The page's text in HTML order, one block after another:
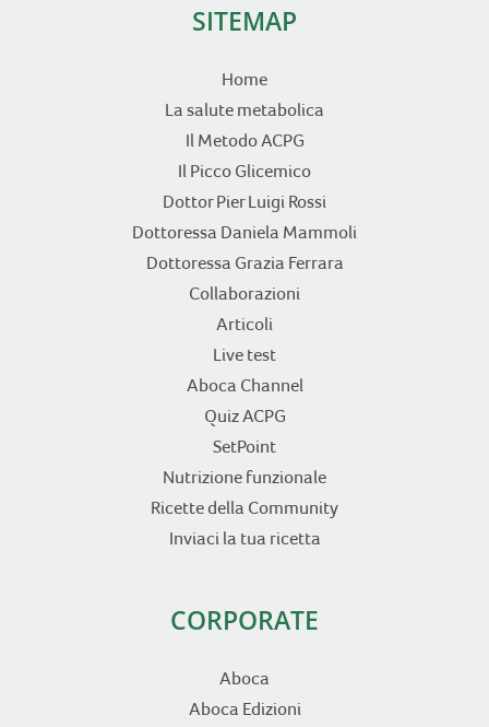
SITEMAP
Home
La salute metabolica
Il Metodo ACPG
Il Picco Glicemico
Dottor Pier Luigi Rossi
Dottoressa Daniela Mammoli
Dottoressa Grazia Ferrara
Collaborazioni
Articoli
Live test
Aboca Channel
Quiz ACPG
SetPoint
Nutrizione funzionale
Ricette della Community
Inviaci la tua ricetta
CORPORATE
Aboca
Aboca Edizioni